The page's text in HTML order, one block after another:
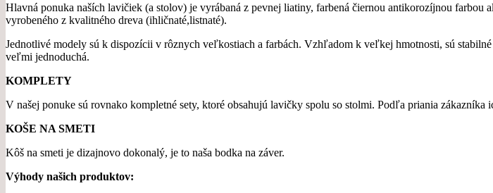
Hlavná ponuka naších lavičiek (a stolov) je vyrábaná z pevnej liatiny, farbená čiernou antikorozíjnou
vyrobeného z kvalitného dreva (ihličnaté,listnaté).
Jednotlivé modely sú k dispozícii v rôznych veľkostiach a farbách. Vzhľadom k veľkej hmotnosti, sú
veľmi jednoduchá.
KOMPLETY
V našej ponuke sú rovnako kompletné sety, ktoré obsahujú lavičky spolu so stolmi. Podľa priania
KOŠE NA SMETI
Kôš na smeti je dizajnovo dokonalý, je to naša bodka na záver.
Výhody našich produktov: